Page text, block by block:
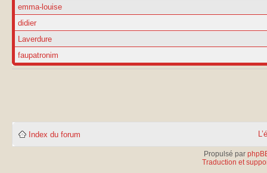
emma-louise
didier
Laverdure
faupatronim
Index du forum
Propulsé par
Traduction et